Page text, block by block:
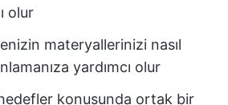
olur
materyallerinizi nasıl
yardımcı olur
konusunda ortak bir